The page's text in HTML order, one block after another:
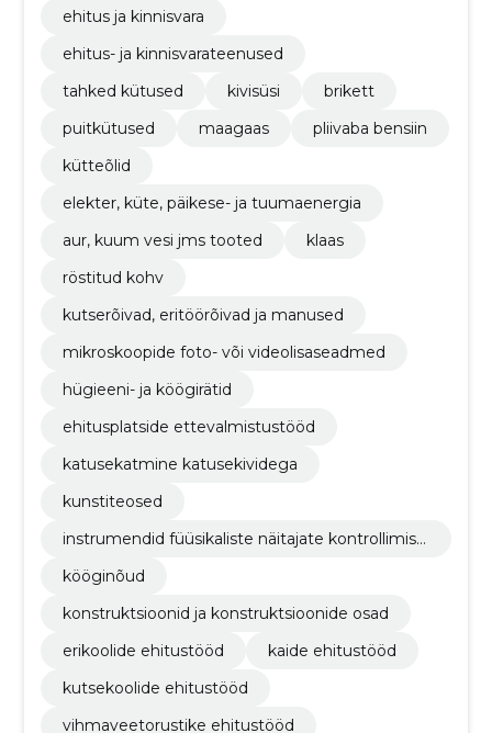
ehitus ja kinnisvara
ehitus- ja kinnisvarateenused
tahked kütused
kivisüsi
brikett
puitkütused
maagaas
pliivaba bensiin
kütteõlid
elekter, küte, päikese- ja tuumaenergia
aur, kuum vesi jms tooted
klaas
röstitud kohv
kutserõivad, eritöörõivad ja manused
mikroskoopide foto- või videolisaseadmed
hügieeni- ja köögirätid
ehitusplatside ettevalmistustööd
katusekatmine katusekividega
kunstiteosed
instrumendid füüsikaliste näitajate kontrollimise
kööginõud
konstruktsioonid ja konstruktsioonide osad
erikoolide ehitustööd
kaide ehitustööd
kutsekoolide ehitustööd
vihmaveetorustike ehitustööd